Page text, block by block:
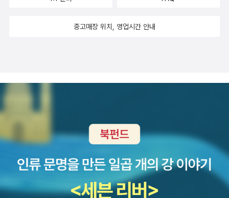
한다.그러나 하자라인에 대한 숙청 작업을 하면서 이루 말할 수 없이
을 잠시 품었을뿐..온갖 악플에 시달리는 기독교에 대해 좋지 않은 맘
이 컸을뿐 그들의 어려움에 대해서는 생각조차 해보지 못했다.요즘도
가끔 TV에서 아프가니스탄에 대한 뉴스가 나온다.911테러를 비롯한
각종 사건사고..그때와 다른 시선을 가지고 볼 수 있게 되었다이 한권
의 책을 읽으므로서.....곧 '천개의 찬란한 태양' 책을 다시 읽을 예정이
다...그러면 아마도 아프가니스탄에 대한 선입견을 많이 없애고 점더
새로운 시선으로 바라 볼수도 있을것 같다고 기대한다...
다.독립 레이블을 직접 만들었고, 음악 평론가로도 유명한 하라 마사
패키지를 해체하고 완전히 새롭게 만드는 '리패키징'으로 이야기한다.
리패키징과 더욱 커다란 사운드의 공통점은 '마이크로 컨텐츠' 이다.
지금 이 순간, 나도, 당신도 공급하고, 동시에 소비하고 있는 이와 같
은 글들.
다. <황금을 안고 튀어라>는 기대를 많이했지만, 솔직히 재미가 없었
하면서 읽었던 작품이다. 굉장히 긴박감 넘치는 소재를 이렇게 긴박
이다. 옛날 작품이라고 무시해선 안된다니까! 최고의 작품! 모두들 극
한 감탄이 극에 달했다. 단연코 나는 이제, 기리노 나쓰오의 팬이다.
미로 시리즈가 부디, 더 번역되어 나오길 바란다. <나이팅게일의 침
묵>은 전작(바티스타 수술팀의 영광)이 훨씬 나아서, 뒤이어 출간된
다는 3편을 볼까말까 고민하게 되었다.<사라진 이틀>은 요코야마 히
데오의 감동 강박증이 무엇인가 확실히 알게 해 주어서, 한동안 멀리
중고매장 위치, 영업시간 안내